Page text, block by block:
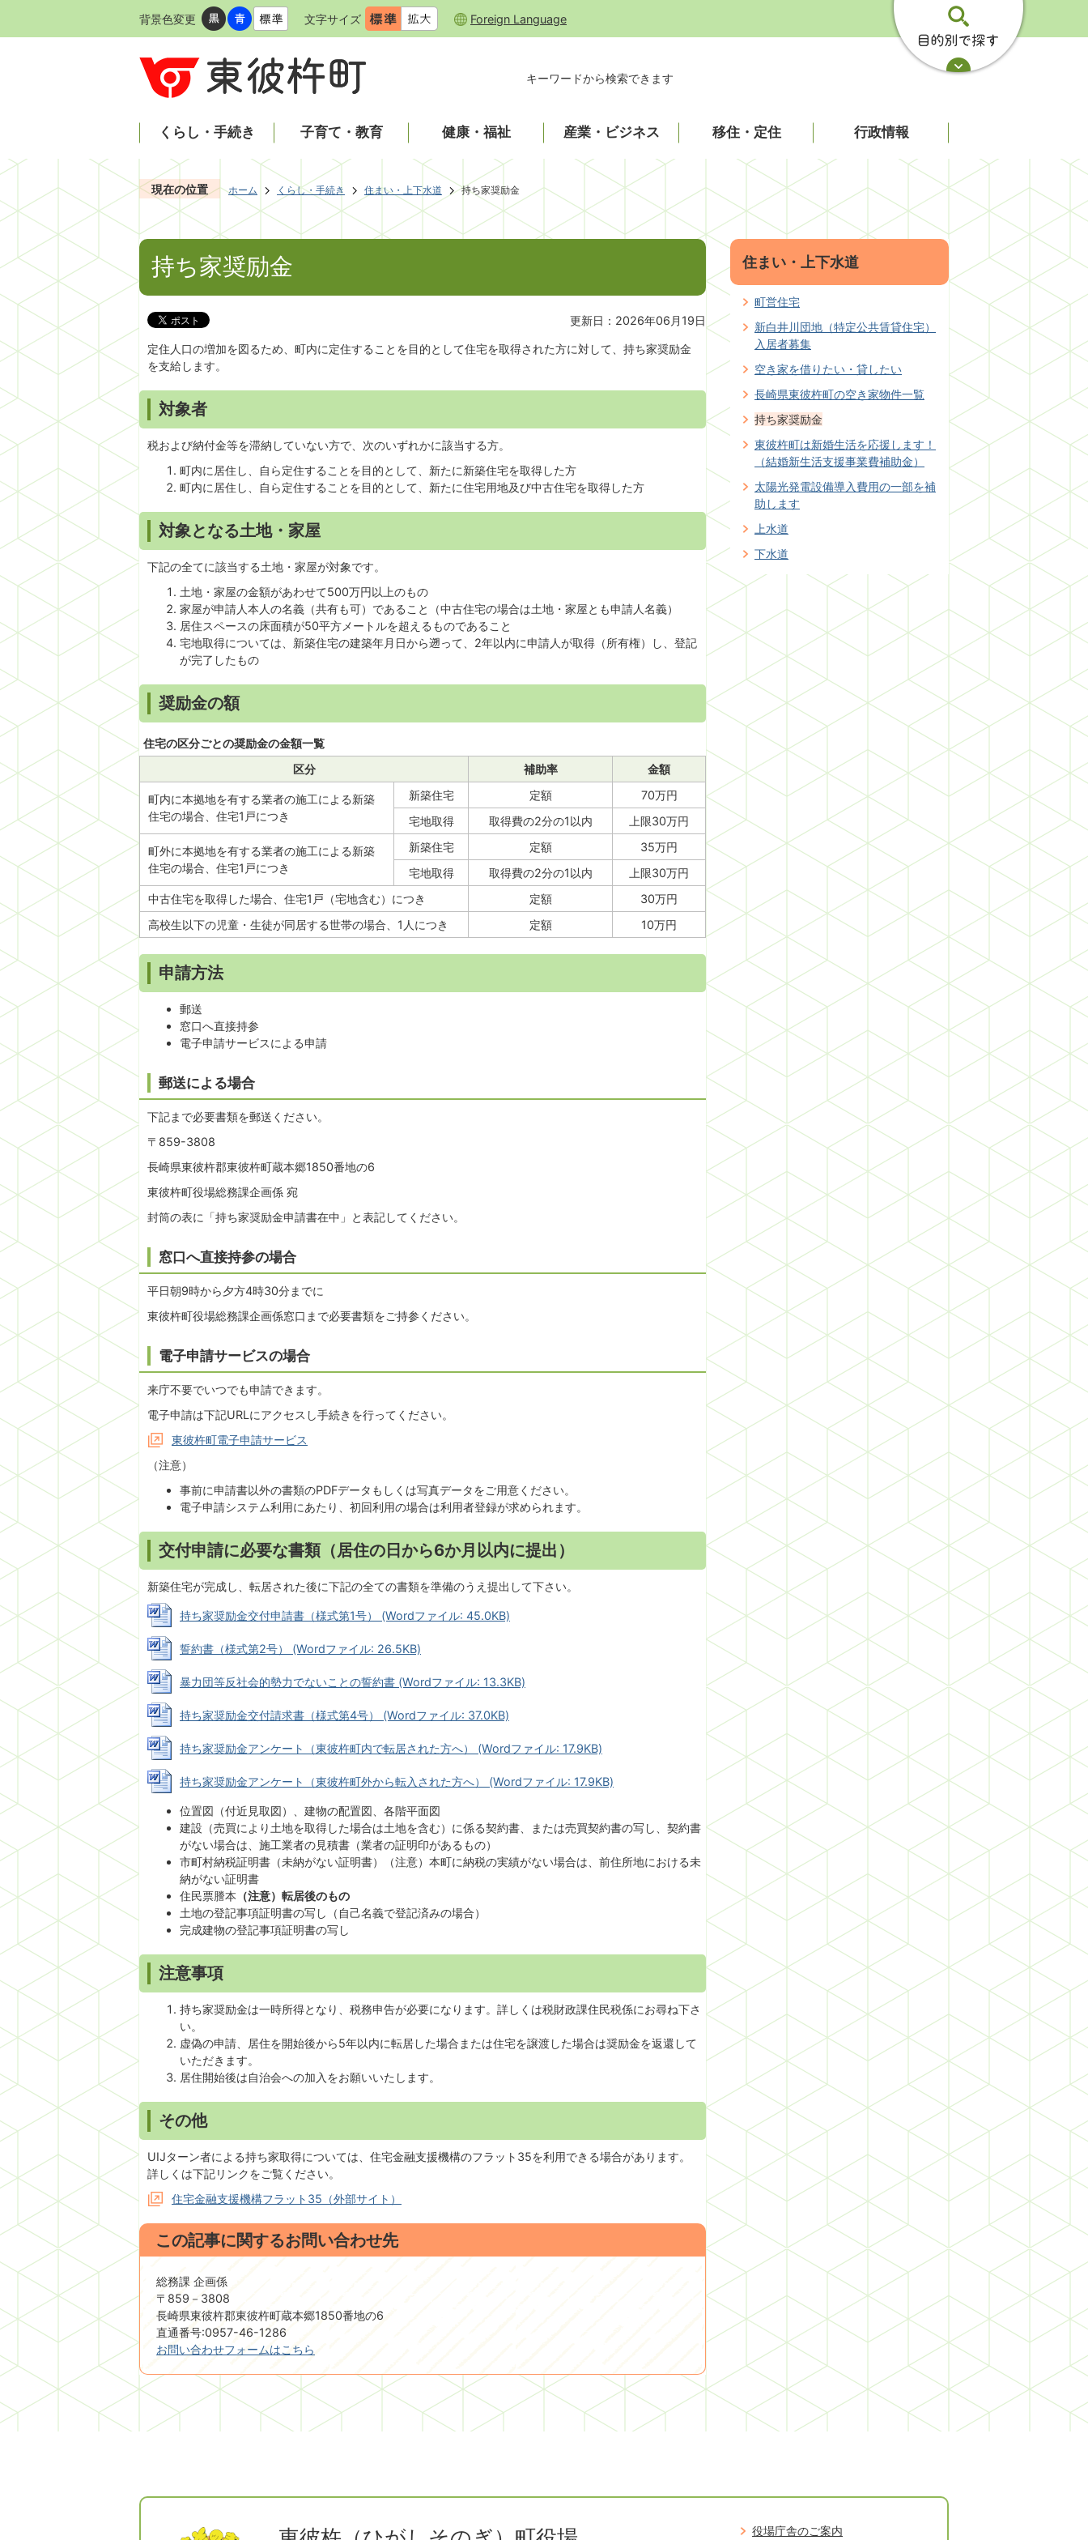
背景色変更 文字サイズ Foreign Language
キーワードから検索できます
くらし・手続き 子育て・教育 健康・福祉 産業・ビジネス 移住・定住 行政情報
現在の位置 ホーム くらし・手続き 住まい・上下水道 持ち家奨励金
持ち家奨励金
更新日：2026年06月19日
定住人口の増加を図るため、町内に定住することを目的として住宅を取得された方に対して、持ち家奨励金
を支給します。
対象者
税および納付金等を滞納していない方で、次のいずれかに該当する方。
町内に居住し、自ら定住することを目的として、新たに新築住宅を取得した方
町内に居住し、自ら定住することを目的として、新たに住宅用地及び中古住宅を取得した方
対象となる土地・家屋
下記の全てに該当する土地・家屋が対象です。
土地・家屋の金額があわせて500万円以上のもの
家屋が申請人本人の名義（共有も可）であること（中古住宅の場合は土地・家屋とも申請人名義）
居住スペースの床面積が50平方メートルを超えるものであること
宅地取得については、新築住宅の建築年月日から遡って、2年以内に申請人が取得（所有権）し、登記
が完了したもの
奨励金の額
住宅の区分ごとの奨励金の金額一覧
区分
補助率 金額
町内に本拠地を有する業者の施工による新築
住宅の場合、住宅1戸につき
新築住宅 定額
70万円
宅地取得
取得費の2分の1以内 上限30万円
町外に本拠地を有する業者の施工による新築
住宅の場合、住宅1戸につき
新築住宅 定額
35万円
宅地取得
取得費の2分の1以内
上限30万円
中古住宅を取得した場合、住宅1戸（宅地含む）につき
定額
30万円
高校生以下の児童・生徒が同居する世帯の場合、1人につき
定額 10万円
申請方法
郵送
窓口へ直接持参
電子申請サービスによる申請
郵送による場合
下記まで必要書類を郵送ください。
〒859-3808
長崎県東彼杵郡東彼杵町蔵本郷1850番地の6
東彼杵町役場総務課企画係 宛
封筒の表に「持ち家奨励金申請書在中」と表記してください。
窓口へ直接持参の場合
平日朝9時から夕方4時30分までに
東彼杵町役場総務課企画係窓口まで必要書類をご持参ください。
電子申請サービスの場合
来庁不要でいつでも申請できます。
電子申請は下記URLにアクセスし手続きを行ってください。
東彼杵町電子申請サービス
（注意）
事前に申請書以外の書類のPDFデータもしくは写真データをご用意ください。
電子申請システム利用にあたり、初回利用の場合は利用者登録が求められます。
交付申請に必要な書類（居住の日から6か月以内に提出）
新築住宅が完成し、転居された後に下記の全ての書類を準備のうえ提出して下さい。
持ち家奨励金交付申請書（様式第1号） (Wordファイル: 45.0KB)
誓約書（様式第2号） (Wordファイル: 26.5KB)
暴力団等反社会的勢力でないことの誓約書 (Wordファイル: 13.3KB)
持ち家奨励金交付請求書（様式第4号） (Wordファイル: 37.0KB)
持ち家奨励金アンケート（東彼杵町内で転居された方へ） (Wordファイル: 17.9KB)
持ち家奨励金アンケート（東彼杵町外から転入された方へ） (Wordファイル: 17.9KB)
位置図（付近見取図）、建物の配置図、各階平面図
建設（売買により土地を取得した場合は土地を含む）に係る契約書、または売買契約書の写し、契約書
がない場合は、施工業者の見積書（業者の証明印があるもの）
市町村納税証明書（未納がない証明書）（注意）本町に納税の実績がない場合は、前住所地における未
納がない証明書
住民票謄本 （注意）転居後のもの
土地の登記事項証明書の写し（自己名義で登記済みの場合）
完成建物の登記事項証明書の写し
注意事項
持ち家奨励金は一時所得となり、税務申告が必要になります。詳しくは税財政課住民税係にお尋ね下さ
い。
虚偽の申請、居住を開始後から5年以内に転居した場合または住宅を譲渡した場合は奨励金を返還して
いただきます。
居住開始後は自治会への加入をお願いいたします。
その他
UIJターン者による持ち家取得については、住宅金融支援機構のフラット35を利用できる場合があります。
詳しくは下記リンクをご覧ください。
住宅金融支援機構フラット35（外部サイト）
この記事に関するお問い合わせ先
総務課 企画係
〒859－3808
長崎県東彼杵郡東彼杵町蔵本郷1850番地の6
直通番号:0957-46-1286
お問い合わせフォームはこちら
住まい・上下水道
町営住宅
新白井川団地（特定公共賃貸住宅）
入居者募集
空き家を借りたい・貸したい
長崎県東彼杵町の空き家物件一覧
持ち家奨励金
東彼杵町は新婚生活を応援します！
（結婚新生活支援事業費補助金）
太陽光発電設備導入費用の一部を補
助します
上水道
下水道
役場庁舎のご案内